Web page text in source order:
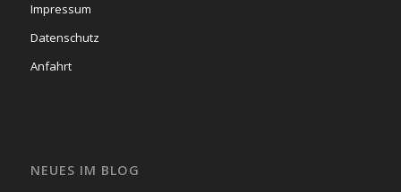
Impressum
Datenschutz
Anfahrt
NEUES IM BLOG